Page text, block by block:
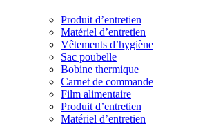
Produit d’entretien
Matériel d’entretien
Vêtements d’hygiène
Sac poubelle
Bobine thermique
Carnet de commande
Film alimentaire
Produit d’entretien
Matériel d’entretien